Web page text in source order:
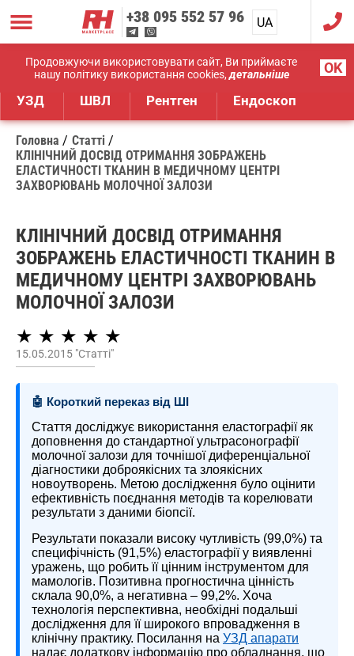
Продовжуючи використовувати сайт, Ви приймаєте
нашу політику використання cookies,детальніше OK
+38 095 552 57 96 UA
RU
Дистрибуція медичного обладнання
УЗД ШВЛ Рентген Ендоскоп
Головна
Статті
КЛІНІЧНИЙ ДОСВІД ОТРИМАННЯ ЗОБРАЖЕНЬ
ЕЛАСТИЧНОСТІ ТКАНИН В МЕДИЧНОМУ ЦЕНТРІ
ЗАХВОРЮВАНЬ МОЛОЧНОЇ ЗАЛОЗИ
КЛІНІЧНИЙ ДОСВІД ОТРИМАННЯ
ЗОБРАЖЕНЬ ЕЛАСТИЧНОСТІ ТКАНИН В
МЕДИЧНОМУ ЦЕНТРІ ЗАХВОРЮВАНЬ
МОЛОЧНОЇ ЗАЛОЗИ
★ ★ ★ ★ ★
15.05.2015 "Статті"
🤖 Короткий переказ від ШІ
Стаття досліджує використання еластографії як
доповнення до стандартної ультрасонографії
молочної залози для точнішої диференціальної
діагностики доброякісних та злоякісних
новоутворень. Метою дослідження було оцінити
ефективність поєднання методів та корелювати
результати з даними біопсії.
Результати показали високу чутливість (99,0%) та
специфічність (91,5%) еластографії у виявленні
уражень, що робить її цінним інструментом для
мамологів. Позитивна прогностична цінність
склала 90,0%, а негативна – 99,2%. Хоча
технологія перспективна, необхідні подальші
дослідження для її широкого впровадження в
клінічну практику. Посилання на УЗД апарати
надає додаткову інформацію про обладнання, що